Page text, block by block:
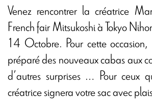
Venez rencontrer la créatrice
French fair Mitsukoshi à Tokyo
14 Octobre. Pour cette
préparé des nouveaux cabas aux
d’autres surprises … Pour ceux
créatrice signera votre sac avec